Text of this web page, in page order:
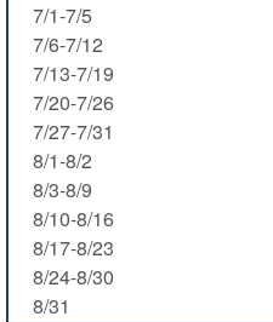
7/1-7/5
7/6-7/12
7/13-7/19
7/20-7/26
7/27-7/31
8/1-8/2
8/3-8/9
8/10-8/16
8/17-8/23
8/24-8/30
8/31